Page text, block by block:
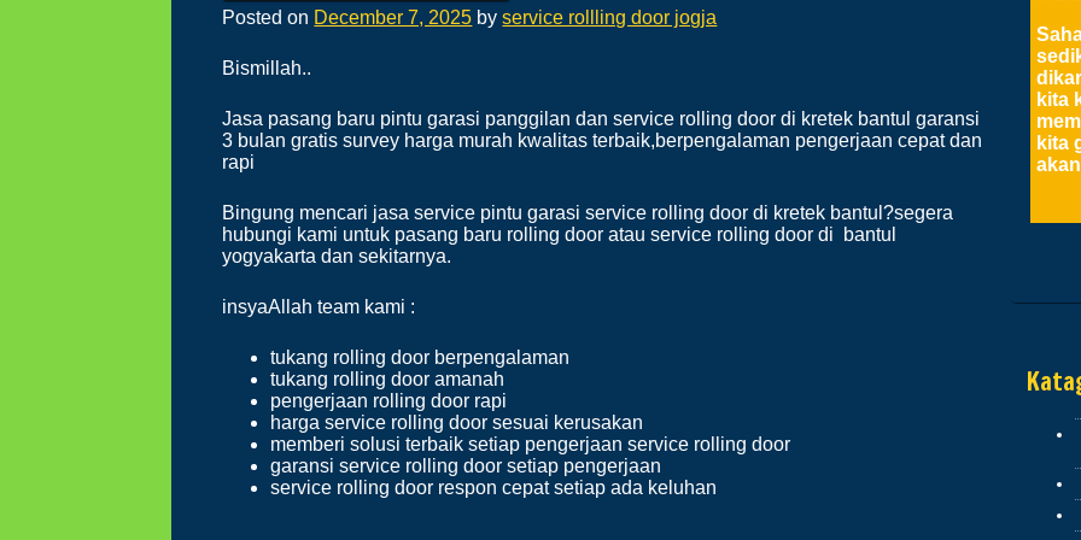
Posted on December 7, 2025 byservice rollling door jogja
Bismillah..
Jasa pasang baru pintu garasi panggilan dan service rolling door di kretek bantul garansi
3 bulan gratis survey harga murah kwalitas terbaik,berpengalaman pengerjaan cepat dan
rapi
Bingung mencari jasa service pintu garasi service rolling door di kretek bantul?segera
hubungi kami untuk pasang baru rolling door atau service rolling door di bantul
yogyakarta dan sekitarnya.
insyaAllah team kami :
tukang rolling door berpengalaman
tukang rolling door amanah
pengerjaan rolling door rapi
harga service rolling door sesuai kerusakan
memberi solusi terbaik setiap pengerjaan service rolling door
garansi service rolling door setiap pengerjaan
service rolling door respon cepat setiap ada keluhan
kita
kita
diri